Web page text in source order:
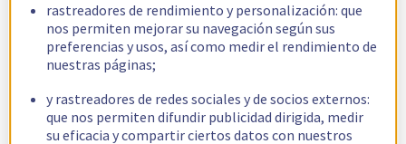
rastreadores de rendimiento y personalización: que
nos permiten mejorar su navegación según sus
preferencias y usos, así como medir el rendimiento de
nuestras páginas;
y rastreadores de redes sociales y de socios externos:
que nos permiten difundir publicidad dirigida, medir
su eficacia y compartir ciertos datos con nuestros